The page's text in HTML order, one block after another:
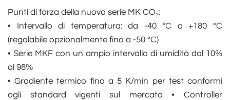
Punti di forza della nuova serie MK CO₂:
• Intervallo di temperatura: da -40 °C a +180 °C
(regolabile opzionalmente fino a -50 °C)
• Serie MKF con un ampio intervallo di umidità dal 10%
al 98%
• Gradiente termico fino a 5 K/min per test conformi
agli standard vigenti sul mercato • Controller